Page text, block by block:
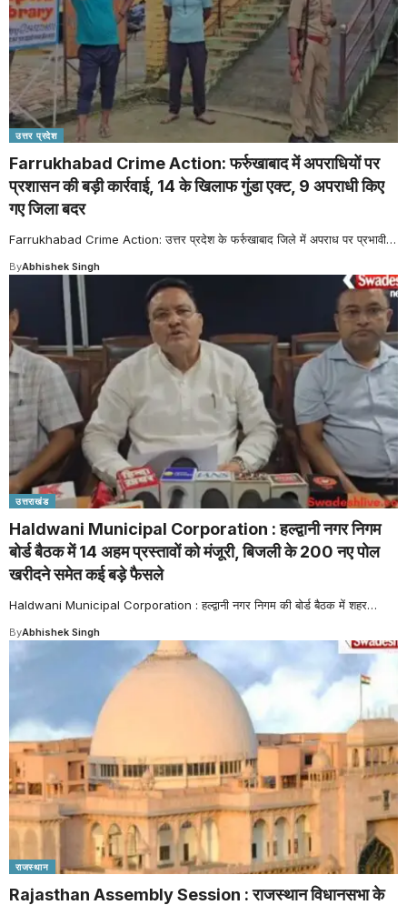
उत्तर प्रदेश
Farrukhabad Crime Action: फर्रुखाबाद में अपराधियों पर
प्रशासन की बड़ी कार्रवाई, 14 के खिलाफ गुंडा एक्ट, 9 अपराधी किए
गए जिला बदर
Farrukhabad Crime Action: उत्तर प्रदेश के फर्रुखाबाद जिले में अपराध पर प्रभावी…
ByAbhishek Singh
उत्तराखंड
Haldwani Municipal Corporation : हल्द्वानी नगर निगम
बोर्ड बैठक में 14 अहम प्रस्तावों को मंजूरी, बिजली के 200 नए पोल
खरीदने समेत कई बड़े फैसले
Haldwani Municipal Corporation : हल्द्वानी नगर निगम की बोर्ड बैठक में शहर…
ByAbhishek Singh
राजस्थान
Rajasthan Assembly Session : राजस्थान विधानसभा के